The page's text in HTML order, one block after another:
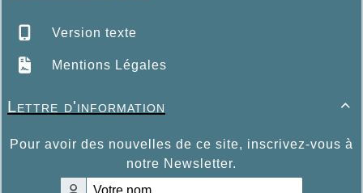
Version texte
Mentions Légales

Lettre d'information
Pour avoir des nouvelles de ce site, inscrivez-vous à
notre Newsletter.